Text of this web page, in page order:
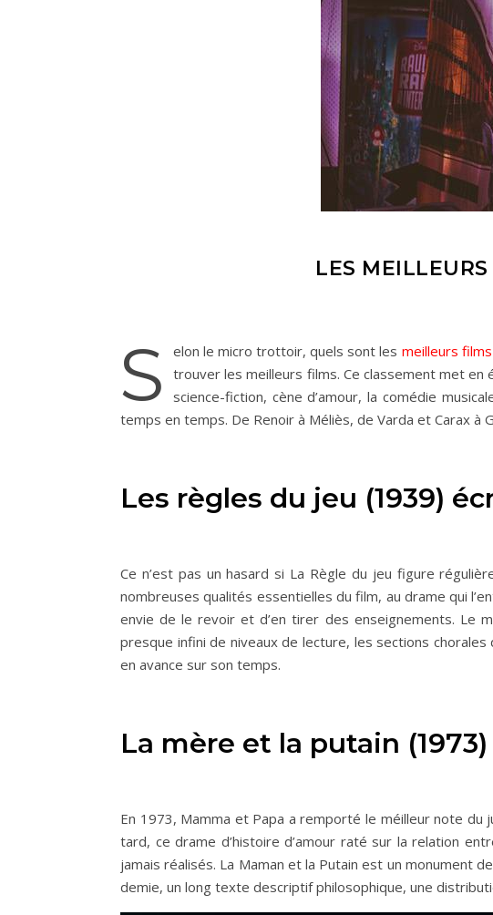
LES
S elon le micro trottoir, quels sont les meilleurs
trouver les meilleurs films. Ce classement met en
science-fiction, cène d’amour, la comédie
temps en temps. De Renoir à Méliès, de Varda et Carax
Les règles du jeu (1939)
Ce n’est pas un hasard si La Règle du jeu figure
nombreuses qualités essentielles du film, au drame qui
envie de le revoir et d’en tirer des enseignements. Le
presque infini de niveaux de lecture, les sections
en avance sur son temps.
La mère et la putain
En 1973, Mamma et Papa a remporté le méilleur note
tard, ce drame d’histoire d’amour raté sur la relation
jamais réalisés. La Maman et la Putain est un monument
demie, un long texte descriptif philosophique, une